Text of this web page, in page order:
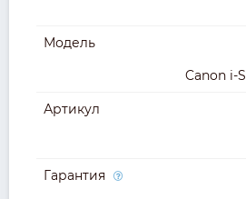
Модель
Canon i-
Артикул
Гарантия